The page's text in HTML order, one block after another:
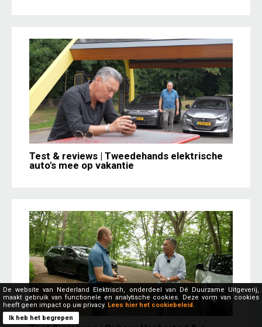
Test & reviews | Tweedehands elektrische
auto's mee op vakantie
De website van Nederland Elektrisch, onderdeel van Dé Duurzame Uitgeverij,
maakt gebruik van functionele en analytische cookies. Deze vorm van cookies
heeft geen impact op uw privacy. Lees hier het cookiebeleid.
Ik heb het begrepen